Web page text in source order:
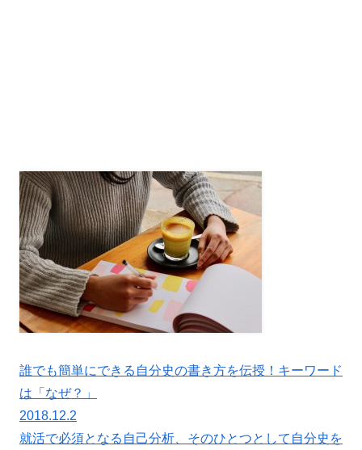
誰でも簡単にできる自分史の書き方を伝授！キーワード
は「なぜ？」
2018.12.2
就活で必須となる自己分析、そのひとつとして自分史を